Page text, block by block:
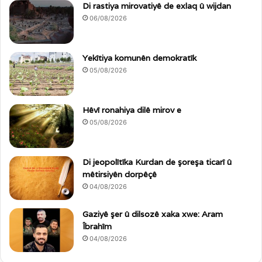
Di rastiya mirovatiyê de exlaq û wijdan
06/08/2026
Yekîtiya komunên demokratîk
05/08/2026
Hêvî ronahiya dilê mirov e
05/08/2026
Di jeopolîtîka Kurdan de şoreşa ticarî û
mêtirsiyên dorpêçê
04/08/2026
Gaziyê şer û dilsozê xaka xwe: Aram
Îbrahîm
04/08/2026